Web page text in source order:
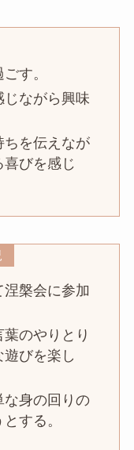
す。
ながら興味
ちを伝えなが
喜びを感じ
槃会に参加
のやりとり
びを楽し
な身の回りの
する。